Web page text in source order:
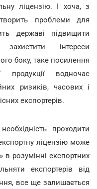
ліцензію. І хоча, з
проблеми для
державі підвищити
інтереси
боку, таке посилення
продукції водночас
ризиків, часових і
експортерів.
проходити
ліцензію може
розумінні експортних
експортерів від
все ще залишається